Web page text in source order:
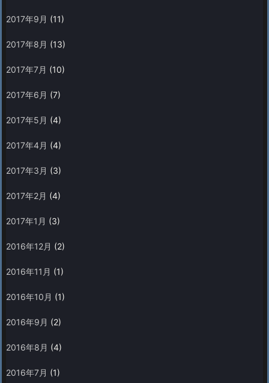
2017年9月 (11)
2017年8月 (13)
2017年7月 (10)
2017年6月 (7)
2017年5月 (4)
2017年4月 (4)
2017年3月 (3)
2017年2月 (4)
2017年1月 (3)
2016年12月 (2)
2016年11月 (1)
2016年10月 (1)
2016年9月 (2)
2016年8月 (4)
2016年7月 (1)